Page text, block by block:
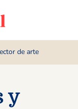
de arte
y